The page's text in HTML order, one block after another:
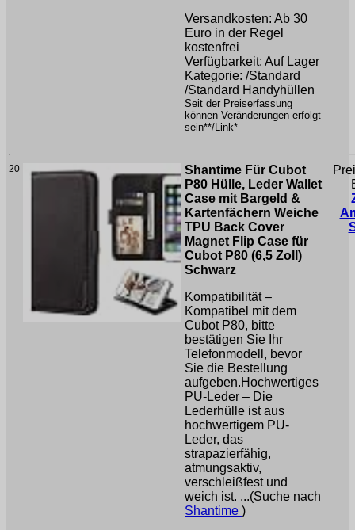
Versandkosten: Ab 30
Euro in der Regel
kostenfrei
Verfügbarkeit: Auf Lager
Kategorie: /Standard
/Standard Handyhüllen
Seit der Preiserfassung
können Veränderungen erfolgt
sein**/Link*
20
Shantime Für Cubot
P80 Hülle, Leder Wallet
Case mit Bargeld &
Kartenfächern Weiche
TPU Back Cover
Magnet Flip Case für
Cubot P80 (6,5 Zoll)
Schwarz
Kompatibilität –
Kompatibel mit dem
Cubot P80, bitte
bestätigen Sie Ihr
Telefonmodell, bevor
Sie die Bestellung
aufgeben.Hochwertiges
PU-Leder – Die
Lederhülle ist aus
hochwertigem PU-
Leder, das
strapazierfähig,
atmungsaktiv,
verschleißfest und
weich ist. ...(Suche nach
Shantime )